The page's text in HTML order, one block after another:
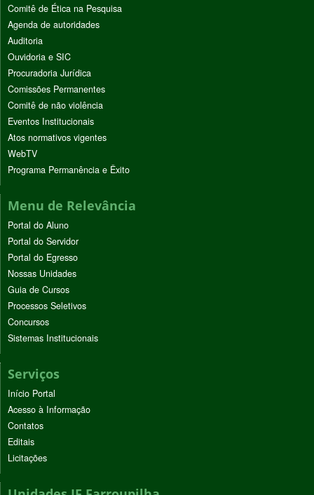
Comitê de Ética na Pesquisa
Agenda de autoridades
Auditoria
Ouvidoria e SIC
Procuradoria Jurídica
Comissões Permanentes
Comitê de não violência
Eventos Institucionais
Atos normativos vigentes
WebTV
Programa Permanência e Êxito
Menu de Relevância
Portal do Aluno
Portal do Servidor
Portal do Egresso
Nossas Unidades
Guia de Cursos
Processos Seletivos
Concursos
Sistemas Institucionais
Serviços
Início Portal
Acesso à Informação
Contatos
Editais
Licitações